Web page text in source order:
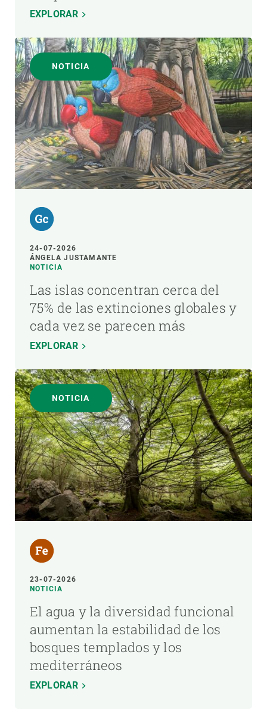
EXPLORAR
NOTICIA
24-07-2026
ÁNGELA JUSTAMANTE
NOTICIA
Las islas concentran cerca del
75% de las extinciones globales y
cada vez se parecen más
EXPLORAR
NOTICIA
23-07-2026
NOTICIA
El agua y la diversidad funcional
aumentan la estabilidad de los
bosques templados y los
mediterráneos
EXPLORAR